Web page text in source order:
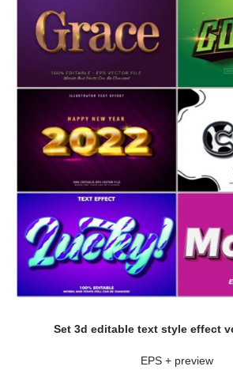
Set 3d editable text style effect
EPS + preview